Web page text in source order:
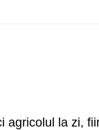
agricolul la zi,